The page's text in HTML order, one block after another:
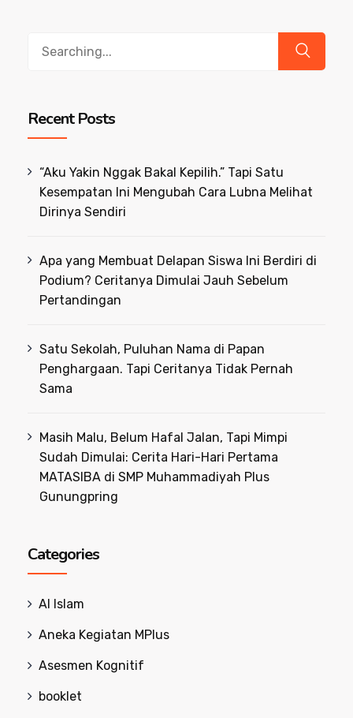
Recent Posts
“Aku Yakin Nggak Bakal Kepilih.” Tapi Satu
Kesempatan Ini Mengubah Cara Lubna Melihat
Dirinya Sendiri
Apa yang Membuat Delapan Siswa Ini Berdiri di
Podium? Ceritanya Dimulai Jauh Sebelum
Pertandingan
Satu Sekolah, Puluhan Nama di Papan
Penghargaan. Tapi Ceritanya Tidak Pernah
Sama
Masih Malu, Belum Hafal Jalan, Tapi Mimpi
Sudah Dimulai: Cerita Hari-Hari Pertama
MATASIBA di SMP Muhammadiyah Plus
Gunungpring
Categories
Al Islam
Aneka Kegiatan MPlus
Asesmen Kognitif
booklet